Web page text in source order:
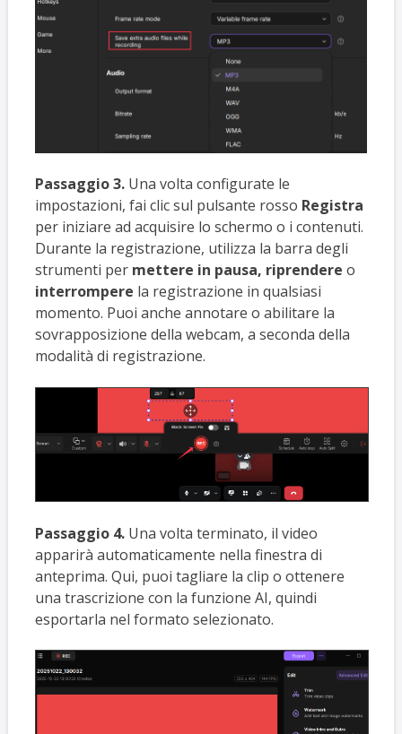
Passaggio 3.Una volta configurate le
impostazioni, fai clic sul pulsante rosso Registra
per iniziare ad acquisire lo schermo o i contenuti.
Durante la registrazione, utilizza la barra degli
strumenti per mettere in pausa, riprendere o
interrompere la registrazione in qualsiasi
momento. Puoi anche annotare o abilitare la
sovrapposizione della webcam, a seconda della
modalità di registrazione.
Passaggio 4.Una volta terminato, il video
apparirà automaticamente nella finestra di
anteprima. Qui, puoi tagliare la clip o ottenere
una trascrizione con la funzione AI, quindi
esportarla nel formato selezionato.